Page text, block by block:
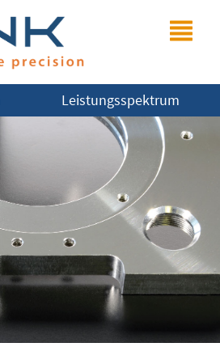
Leistungsspektrum